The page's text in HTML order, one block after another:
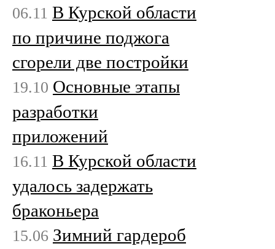
06.11 В Курской области
по причине поджога
сгорели две постройки
19.10 Основные этапы
разработки
приложений
16.11 В Курской области
удалось задержать
браконьера
15.06 Зимний гардероб